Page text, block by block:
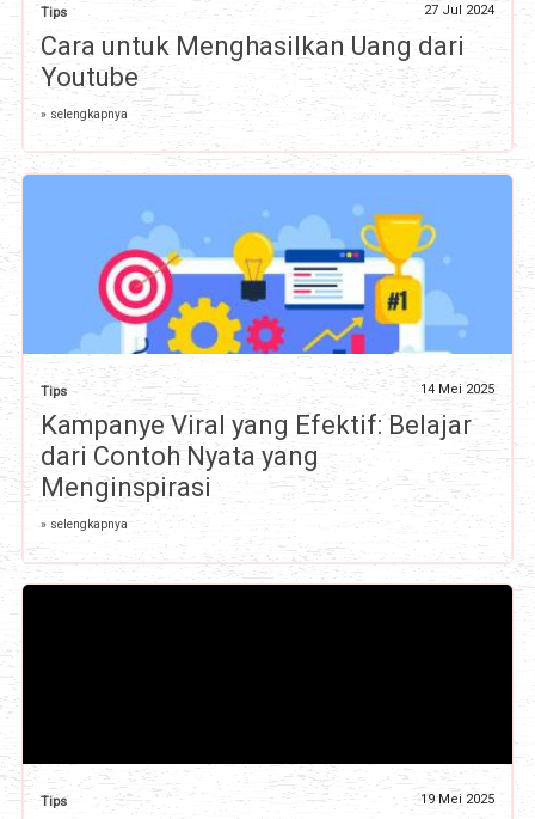
Tips 27 Jul 2024
Cara untuk Menghasilkan Uang dari
Youtube
» selengkapnya
Tips 14 Mei 2025
Kampanye Viral yang Efektif: Belajar
dari Contoh Nyata yang
Menginspirasi
» selengkapnya
Tips 19 Mei 2025